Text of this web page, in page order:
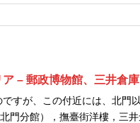
ア – 郵政博物館、三井倉
すが、この付近には、北門
門分館），撫臺街洋樓，三